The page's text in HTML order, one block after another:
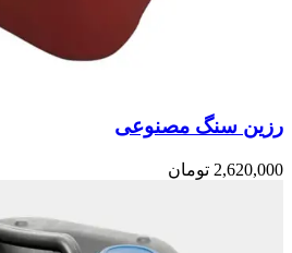
رزین سنگ مصنوعی
2,620,000 تومان